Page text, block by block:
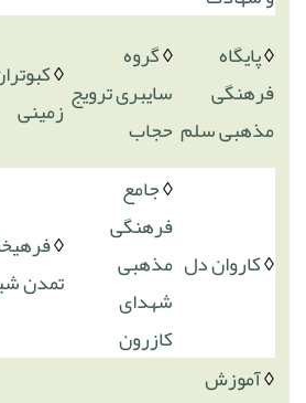
◊پایگاه
فرهنگی
مذهبی سلم
◊گروه
سایبری ترویج
حجاب
◊
زمینی
◊کاروان دل
◊جامع
فرهنگی
مذهبی
شهدای
کازرون
◊
تمدن
◊آموزش